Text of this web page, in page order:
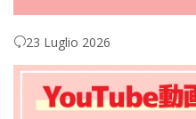
23 Luglio 2026